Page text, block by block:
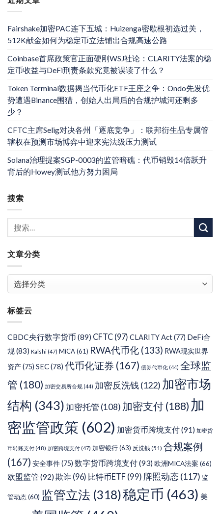
Fairshake加密PAC连下五城：Huizenga密歇根初选过关，
512K献金如何为稳定币立法铺出合规高速公路
Coinbase首席政策官正面硬刚WSJ社论：CLARITY法案的稳
定币收益与DeFi刑责条款究竟被误读了什么？
Token Terminal数据揭当代币化ETF王座之争：Ondo先发优
势遭遇Binance围猎，创始人出局后的合规护城河还剩多
少？
CFTC主席Selig对决各州「逐底竞争」：联邦衍生品专属管
辖权在预测市场博弈中迎来宪法级压力测试
Solana治理提案SGP-0003的监管暗礁：代币销毁14倍跃升
背后的Howey测试他方努力困局
搜索
文章分类
类
标签云
CBDC央行数字货币 (89) CFTC (97) CLARITY Act(77) DeFi合
规(83) Kalshi (47) MiCA(61) RWA代币化 (133) RWA现实世界
资产(75) SEC(78) 代币化证券 (167) 债券代币化 (44) 全球监
管 (180) 加密交易所合规 (44) 加密反洗钱 (122) 加密市场
结构 (343) 加密托管 (108) 加密支付 (188) 加
密监管政策 (602) 加密货币跨境支付(91) 加密货
币转账支付 (48) 加密跨境支付 (47) 加密银行(63) 反洗钱(51) 合规案例
(167) 安全事件(75) 数字货币跨境支付(93)欧洲MICA法案 (66)
欧盟监管 (92)欺诈 (96) 比特币ETF (99) 牌照动态 (117) 监
管动态(60) 监管立法 (318)稳定币 (463) 美